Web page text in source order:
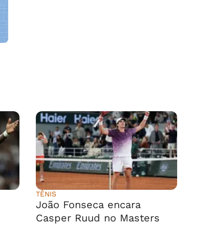
TÊNIS
João Fonseca encara
Casper Ruud no Masters